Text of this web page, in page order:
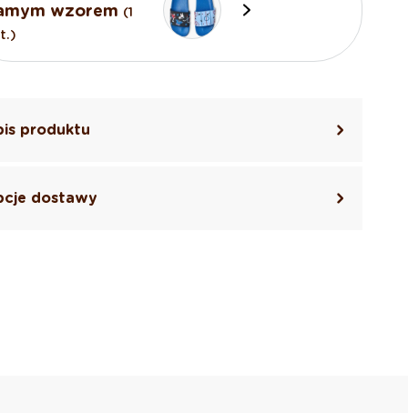
wzorem (1
produktu
dostawy